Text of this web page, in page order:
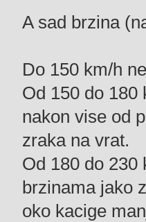
A sad brzina
Do 150 km/h
Od 150 do 180
nakon vise od
zraka na vrat.
Od 180 do 230
brzinama jako
oko kacige